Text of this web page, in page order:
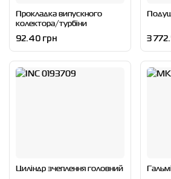
Прокладка випускного
колектора/турбіни
92.40 грн 3
Циліндр зчеплення головний